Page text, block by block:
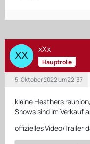
xXx
Hauptrolle
5. Oktober 2022 um 22:37
kleine Heathers
Shows sind im Verkauf
offizielles Video/Trailer